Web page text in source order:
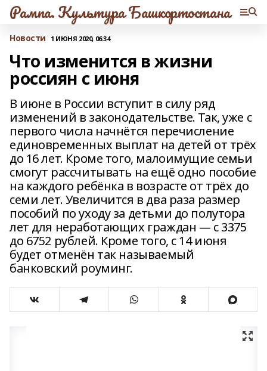
Рампа. Культура Башкортостана
Новости 1 ИЮНЯ 2020, 06:34
Что изменится в жизни
россиян с июня
В июне в России вступит в силу ряд
изменений в законодательстве. Так, уже с
первого числа начнётся перечисление
единовременных выплат на детей от трёх
до 16 лет. Кроме того, малоимущие семьи
смогут рассчитывать на ещё одно пособие
на каждого ребёнка в возрасте от трёх до
семи лет. Увеличится в два раза размер
пособий по уходу за детьми до полутора
лет для неработающих граждан — с 3375
до 6752 рублей. Кроме того, с 14 июня
будет отменён так называемый
банковский роуминг.